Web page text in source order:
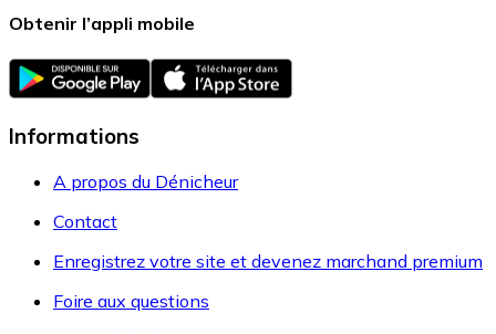
Obtenir l’appli mobile
Informations
A propos du Dénicheur
Contact
Enregistrez votre site et devenez marchand premium
Foire aux questions